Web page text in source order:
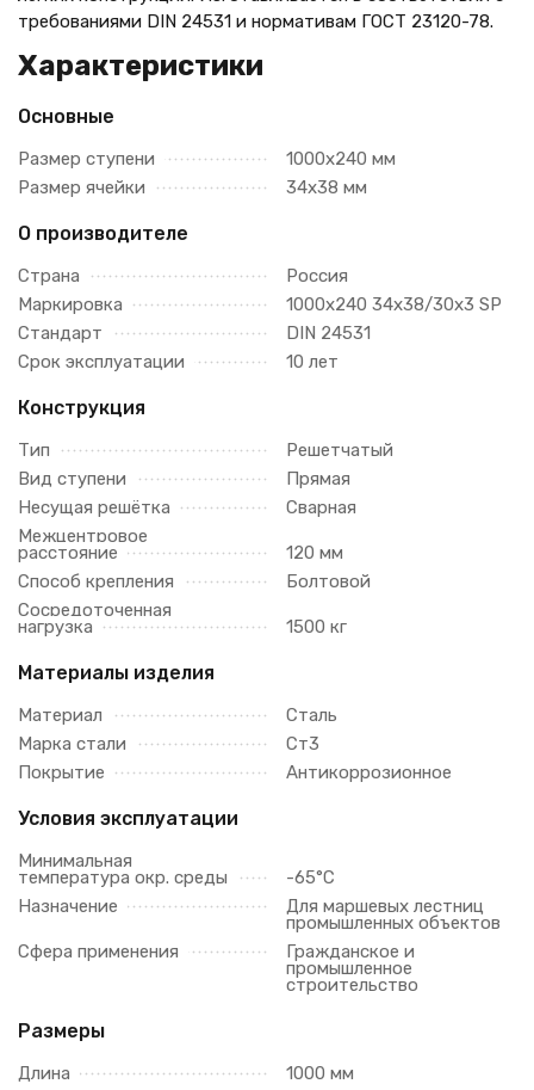
требованиями DIN 24531 и нормативам ГОСТ 23120-78.
Характеристики
Основные
Размер ступени
1000х240 мм
Размер ячейки
34х38 мм
О производителе
Страна
Россия
Маркировка
1000х240 34х38/30х3 SP
Стандарт
DIN 24531
Срок эксплуатации
10 лет
Конструкция
Тип
Решетчатый
Вид ступени
Прямая
Несущая решётка
Сварная
Межцентровое
расстояние
120 мм
Способ крепления
Болтовой
Сосредоточенная
нагрузка 1500 кг
Материалы изделия
Материал
Сталь
Марка стали
Ст3
Покрытие
Антикоррозионное
Условия эксплуатации
Минимальная
температура окр. среды
-65°C
Назначение
Для маршевых лестниц
промышленных объектов
Сфера применения
Гражданское и
промышленное
строительство
Размеры
Длина
1000 мм